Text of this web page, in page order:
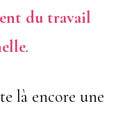
du travail
.
là encore une